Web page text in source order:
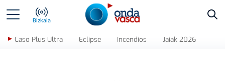
Bizkaia
Caso Plus Ultra Eclipse Incendios Jaiak 2026